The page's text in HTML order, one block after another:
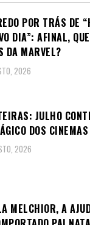
POR TRÁS DE
DIA”: AFINAL,
DA MARVEL?
2026
JULHO
DOS CINEMAS
2026
MELCHIOR, A